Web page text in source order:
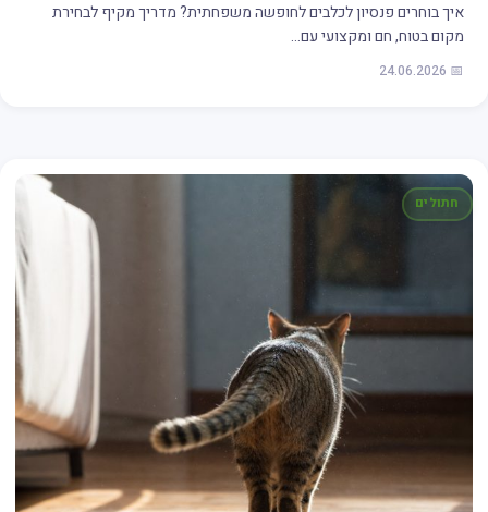
איך בוחרים פנסיון לכלבים לחופשה משפחתית? מדריך מקיף לבחירת
מקום בטוח, חם ומקצועי עם…
📅 24.06.2026
חתולים